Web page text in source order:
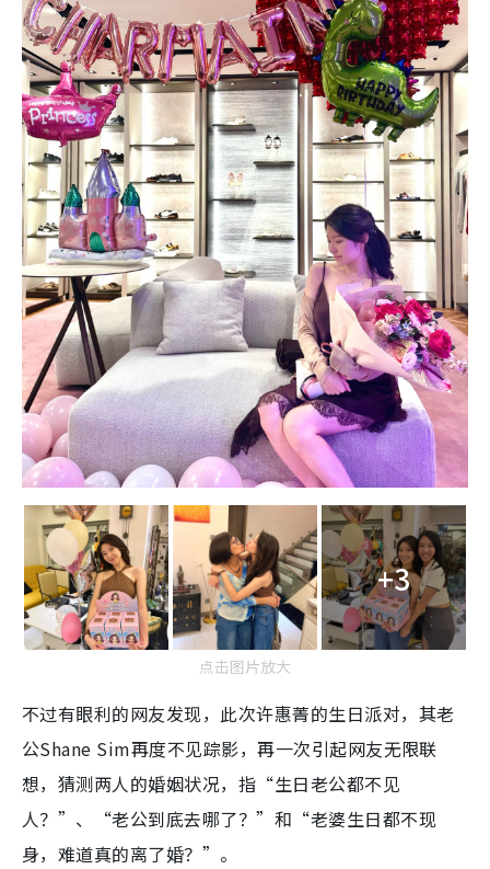
+3
点击图片放大
不过有眼利的网友发现，此次许惠菁的生日派对，其老
公Shane Sim再度不见踪影，再一次引起网友无限联
想，猜测两人的婚姻状况，指“生日老公都不见
人？”、“老公到底去哪了？”和“老婆生日都不现
身，难道真的离了婚？”。